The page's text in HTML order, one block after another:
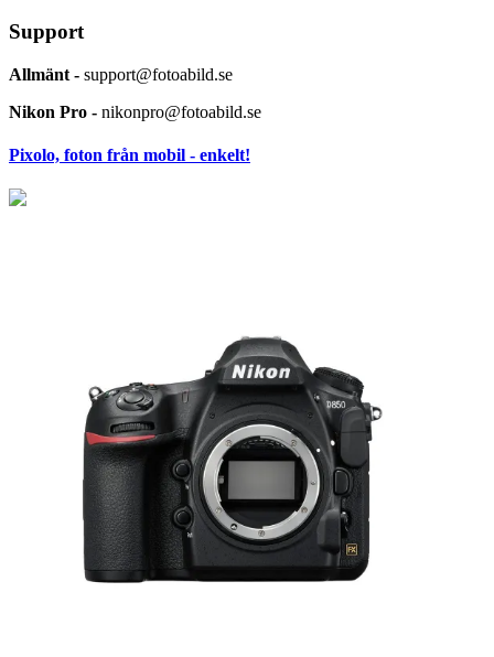
Support
Allmänt - support@fotoabild.se
Nikon Pro - nikonpro@fotoabild.se
Pixolo, foton från mobil - enkelt!